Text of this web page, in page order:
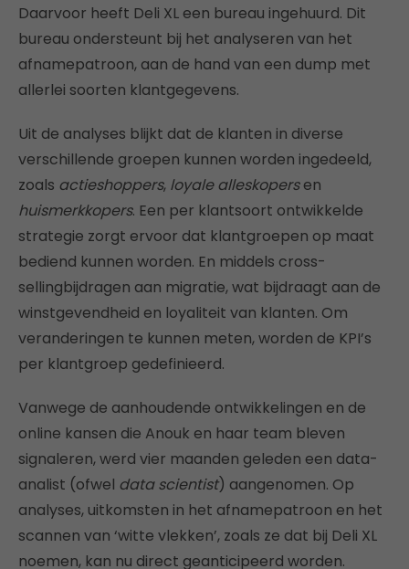
Daarvoor heeft Deli XL een bureau ingehuurd. Dit
bureau ondersteunt bij het analyseren van het
afnamepatroon, aan de hand van een dump met
allerlei soorten klantgegevens.
Uit de analyses blijkt dat de klanten in diverse
verschillende groepen kunnen worden ingedeeld,
zoals actieshoppers, loyale alleskopersen
huismerkkopers. Een per klantsoort ontwikkelde
strategie zorgt ervoor dat klantgroepen op maat
bediend kunnen worden. En middels cross-
sellingbijdragen aan migratie, wat bijdraagt aan de
winstgevendheid en loyaliteit van klanten. Om
veranderingen te kunnen meten, worden de KPI’s
per klantgroep gedefinieerd.
Vanwege de aanhoudende ontwikkelingen en de
online kansen die Anouk en haar team bleven
signaleren, werd vier maanden geleden een data-
analist (ofwel data scientist) aangenomen. Op
analyses, uitkomsten in het afnamepatroon en het
scannen van ‘witte vlekken’, zoals ze dat bij Deli XL
noemen, kan nu direct geanticipeerd worden.